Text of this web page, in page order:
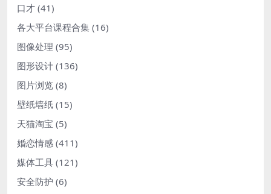
口才 (41)
各大平台课程合集 (16)
图像处理 (95)
图形设计 (136)
图片浏览 (8)
壁纸墙纸 (15)
天猫淘宝 (5)
婚恋情感 (411)
媒体工具 (121)
安全防护 (6)